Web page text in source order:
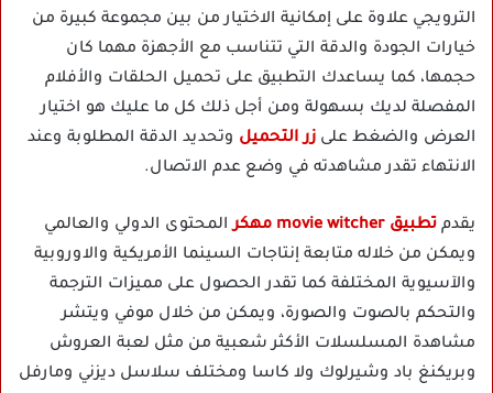
الترويجي علاوة على إمكانية الاختيار من بين مجموعة كبيرة من
خيارات الجودة والدقة التي تتناسب مع الأجهزة مهما كان
حجمها، كما يساعدك التطبيق على تحميل الحلقات والأفلام
المفصلة لديك بسهولة ومن أجل ذلك كل ما عليك هو اختيار
العرض والضغط على زر التحميل وتحديد الدقة المطلوبة وعند
الانتهاء تقدر مشاهدته في وضع عدم الاتصال.
يقدم تطبيق movie witcher مهكر
المحتوى الدولي والعالمي
ويمكن من خلاله متابعة إنتاجات السينما الأمريكية والاوروبية
والآسيوية المختلفة كما تقدر الحصول على مميزات الترجمة
والتحكم بالصوت والصورة، ويمكن من خلال موفي ويتشر
مشاهدة المسلسلات الأكثر شعبية من مثل لعبة العروش
وبريكنغ باد وشيرلوك ولا كاسا ومختلف سلاسل ديزني ومارفل